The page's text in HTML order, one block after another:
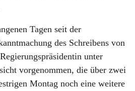
Tagen seit der
des Schreibens von
unter
vorgenommen, die über zwei
Montag noch eine weitere